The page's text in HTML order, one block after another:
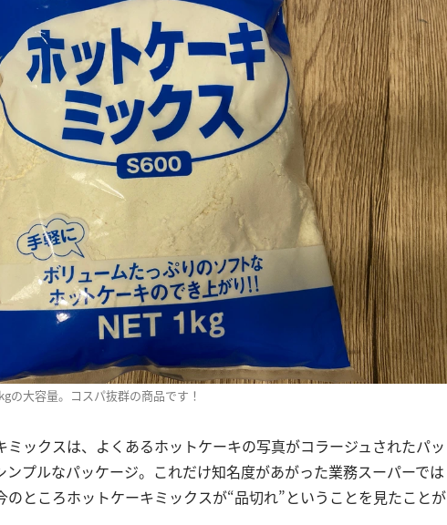
の大容量。コスパ抜群の商品です！
ックスは、よくあるホットケーキの写真がコラージュされたパッ
プルなパッケージ。これだけ知名度があがった業務スーパーでは
ところホットケーキミックスが“品切れ”ということを見たことが